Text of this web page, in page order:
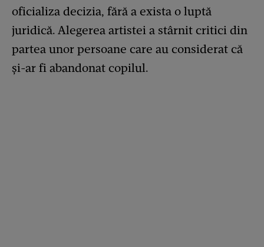
oficializa decizia, fără a exista o luptă
juridică. Alegerea artistei a stârnit critici din
partea unor persoane care au considerat că
și-ar fi abandonat copilul.